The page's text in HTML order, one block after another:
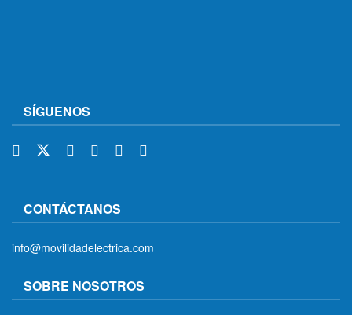
SÍGUENOS
CONTÁCTANOS
info@movilidadelectrica.com
SOBRE NOSOTROS